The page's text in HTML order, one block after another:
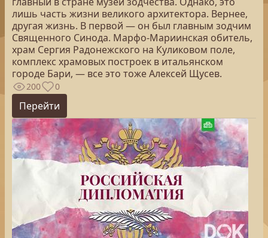
лишь часть жизни великого архитектора. Вернее,
другая жизнь. В первой — он был главным зодчим
Священного Синода. Марфо-Мариинская обитель,
храм Сергия Радонежского на Куликовом поле,
комплекс храмовых построек в итальянском
городе Бари, — все это тоже Алексей Щусев.
200 0
Перейти